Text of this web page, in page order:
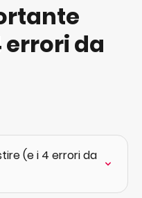
errori da
(e i 4 errori da